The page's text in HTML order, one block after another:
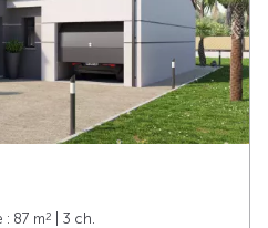
: 87 m2
| 3 ch.